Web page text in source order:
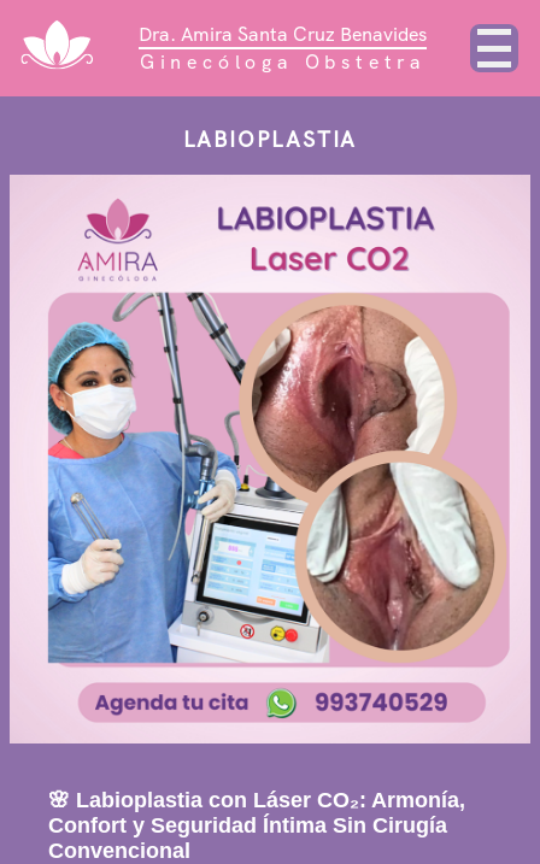
Dra. Amira Santa Cruz Benavides
Ginecóloga Obstetra
LABIOPLASTIA
🌸 Labioplastia con Láser CO₂: Armonía,
Confort y Seguridad Íntima Sin Cirugía
Convencional